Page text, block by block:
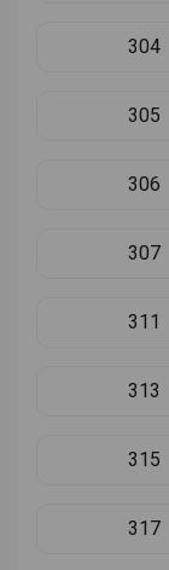
304
305
306
307
311
313
315
317